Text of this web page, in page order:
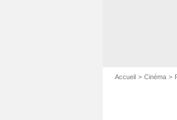
Accueil Cinéma